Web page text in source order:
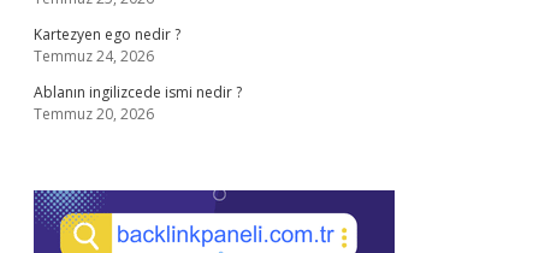
Kartezyen ego nedir ?
Temmuz 24, 2026
Ablanın ingilizcede ismi nedir ?
Temmuz 20, 2026